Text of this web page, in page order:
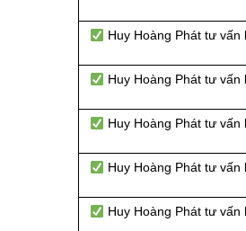
Huy Hoàng Phát tư
Huy Hoàng Phát tư
Huy Hoàng Phát tư
Huy Hoàng Phát tư
Huy Hoàng Phát tư